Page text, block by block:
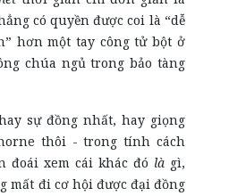
có quyền được coi là “dễ
hơn một tay công tử bột ở
chúa ngủ trong bảo tàng
sự đồng nhất, hay giọng
thôi - trong tính cách
đoái xem cái khác đó là gì,
mất đi cơ hội được đại đồng